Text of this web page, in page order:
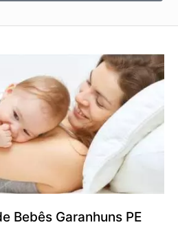
Bebês Garanhuns PE